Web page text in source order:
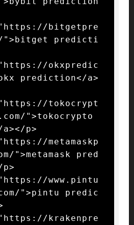
bitgetpre
">bitget predicti
okxpredic
prediction</a>
tokocrypt
">tokocrypto
p>
metamaskp
">metamask pred
www.pintu
">pintu predic
krakenpre